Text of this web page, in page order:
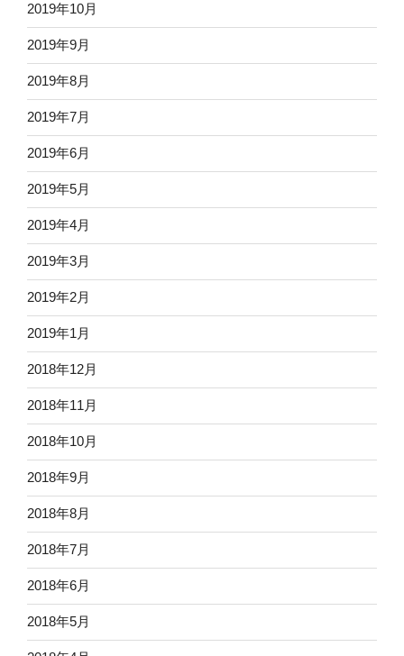
2019年10月
2019年9月
2019年8月
2019年7月
2019年6月
2019年5月
2019年4月
2019年3月
2019年2月
2019年1月
2018年12月
2018年11月
2018年10月
2018年9月
2018年8月
2018年7月
2018年6月
2018年5月